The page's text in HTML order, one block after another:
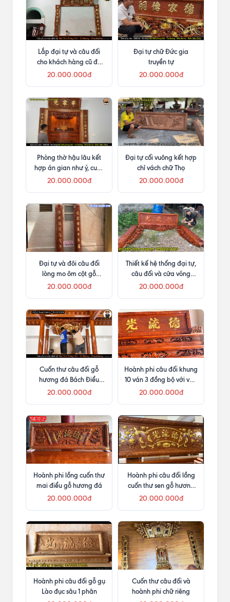
Lắp đại tự và câu đối
cho khách hàng cũ đã
mua bàn thờ Như Ý
20.000.000đ
Đại tự chữ Đức gia
truyền tự
20.000.000đ
Phòng thờ hậu lâu kết
hợp án gian như ý, cuốn
thư câu đối và cửa võng
20.000.000đ
Đại tự cối vuông kết hợp
chỉ vách chữ Thọ
20.000.000đ
Đại tự và đôi câu đối
lòng mo ôm cột gỗ
hương đá
20.000.000đ
Thiết kế hệ thống đại tự,
câu đối và cửa võng
trong phòng thờ
20.000.000đ
Cuốn thư câu đối gỗ
hương đá Bách Điểu
Chiều Phụng
20.000.000đ
Hoành phi câu đối khung
10 ván 3 đồng bộ với vua
sập thờ
20.000.000đ
Hoành phi lồng cuốn thư
mai điểu gỗ hương đá
20.000.000đ
Hoành phi câu đối lồng
cuốn thư sen gỗ hương
đá
20.000.000đ
Hoành phi câu đối gỗ gụ
Lào đục sâu 1 phân
Cuốn thư câu đối và
hoành phi chữ riêng